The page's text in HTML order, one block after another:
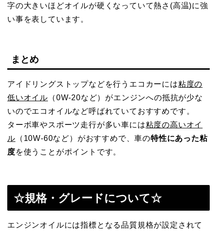
字の大きいほどオイルが硬くなっていて熱さ(高温)に強
い事を表しています。
まとめ
アイドリングストップなどを行うエコカーには粘度の
低いオイル （0W-20など）がエンジンへの抵抗が少な
いのでエコオイルなど呼ばれていておすすめです。
ターボ車やスポーツ走行が多い車には粘度の高いオイ
ル （10W-60など）がおすすめで、車の特性にあった粘
度を使うことがポイントです。
☆規格・グレードについて☆
エンジンオイルには指標となる品質規格が設定されて